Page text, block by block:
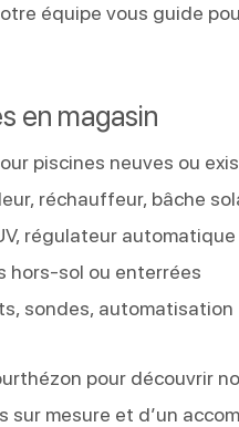
équipe vous guide
en magasin
piscines neuves ou
réchauffeur, bâche
régulateur automatique
hors-sol ou enterrées
sondes, automatisation
pour découvrir
sur mesure et d’un